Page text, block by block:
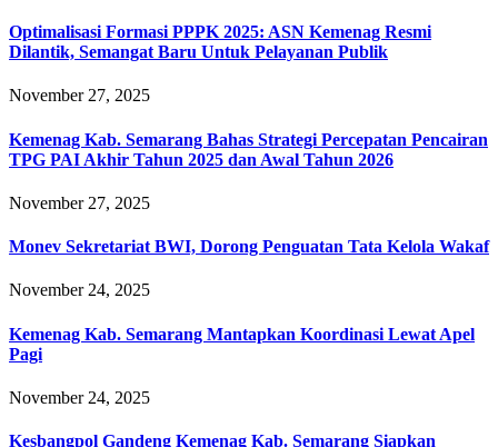
Optimalisasi Formasi PPPK 2025: ASN Kemenag Resmi
Dilantik, Semangat Baru Untuk Pelayanan Publik
November 27, 2025
Kemenag Kab. Semarang Bahas Strategi Percepatan Pencairan
TPG PAI Akhir Tahun 2025 dan Awal Tahun 2026
November 27, 2025
Monev Sekretariat BWI, Dorong Penguatan Tata Kelola Wakaf
November 24, 2025
Kemenag Kab. Semarang Mantapkan Koordinasi Lewat Apel
Pagi
November 24, 2025
Kesbangpol Gandeng Kemenag Kab. Semarang Siapkan